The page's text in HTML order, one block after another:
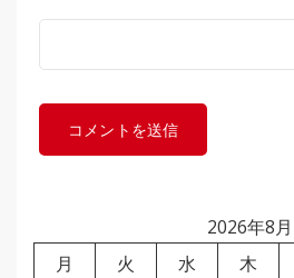
2026年8月
月
火 水 木